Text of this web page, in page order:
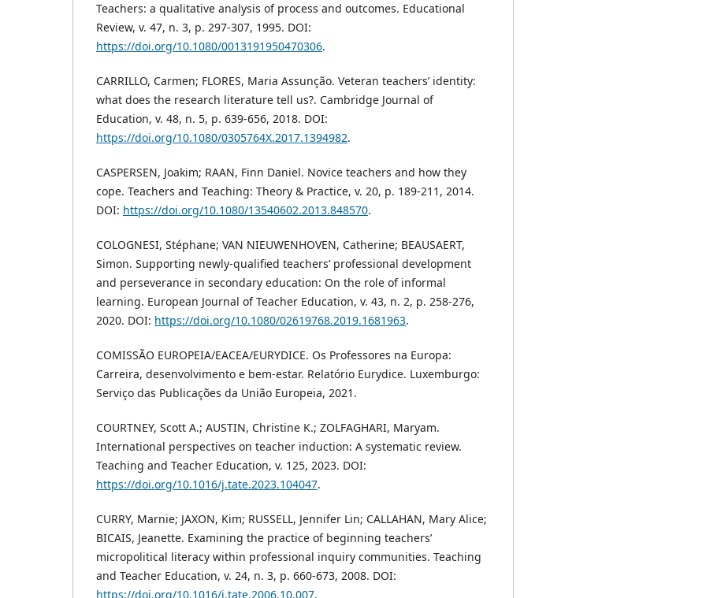
Teachers: a qualitative analysis of process and outcomes. Educational
Review, v. 47, n. 3, p. 297-307, 1995. DOI:
https://doi.org/10.1080/0013191950470306.
CARRILLO, Carmen; FLORES, Maria Assunção. Veteran teachers’ identity:
what does the research literature tell us?. Cambridge Journal of
Education, v. 48, n. 5, p. 639-656, 2018. DOI:
https://doi.org/10.1080/0305764X.2017.1394982.
CASPERSEN, Joakim; RAAN, Finn Daniel. Novice teachers and how they
cope. Teachers and Teaching: Theory & Practice, v. 20, p. 189-211, 2014.
DOI: https://doi.org/10.1080/13540602.2013.848570.
COLOGNESI, Stéphane; VAN NIEUWENHOVEN, Catherine; BEAUSAERT,
Simon. Supporting newly-qualified teachers’ professional development
and perseverance in secondary education: On the role of informal
learning. European Journal of Teacher Education, v. 43, n. 2, p. 258-276,
2020. DOI: https://doi.org/10.1080/02619768.2019.1681963.
COMISSÃO EUROPEIA/EACEA/EURYDICE. Os Professores na Europa:
Carreira, desenvolvimento e bem-estar. Relatório Eurydice. Luxemburgo:
Serviço das Publicações da União Europeia, 2021.
COURTNEY, Scott A.; AUSTIN, Christine K.; ZOLFAGHARI, Maryam.
International perspectives on teacher induction: A systematic review.
Teaching and Teacher Education, v. 125, 2023. DOI:
https://doi.org/10.1016/j.tate.2023.104047.
CURRY, Marnie; JAXON, Kim; RUSSELL, Jennifer Lin; CALLAHAN, Mary Alice;
BICAIS, Jeanette. Examining the practice of beginning teachers’
micropolitical literacy within professional inquiry communities. Teaching
and Teacher Education, v. 24, n. 3, p. 660-673, 2008. DOI:
https://doi.org/10.1016/j.tate.2006.10.007.